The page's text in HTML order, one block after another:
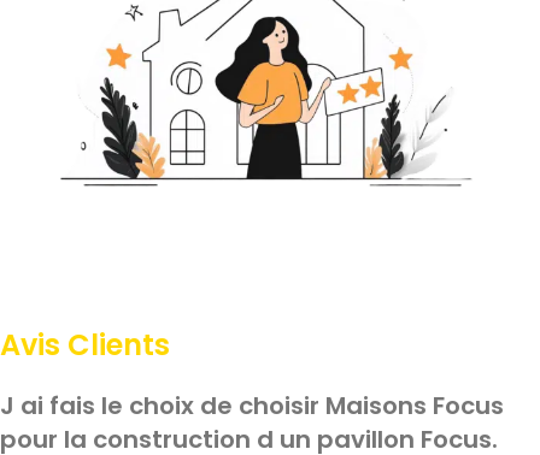
Avis Clients
J ai fais le choix de choisir Maisons Focus
pour la construction d un pavillon Focus.